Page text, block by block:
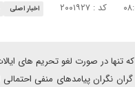
کد : ۲۰۰۱۹۲۷ اخبار اصلی
که تنها در صورت لغو تحریم های
نگران پیامدهای منفی